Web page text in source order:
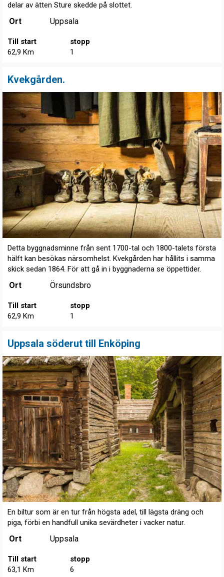
delar av ätten Sture skedde på slottet.
Ort Uppsala
Till start
62,9 Km
stopp
1
Kvekgården.
Detta byggnadsminne från sent 1700-tal och 1800-talets första
hälft kan besökas närsomhelst. Kvekgården har hållits i samma
skick sedan 1864. För att gå in i byggnaderna se öppettider.
Ort Örsundsbro
Till start
62,9 Km
stopp
1
Uppsala söderut till Enköping
En biltur som är en tur från högsta adel, till lägsta dräng och
piga, förbi en handfull unika sevärdheter i vacker natur.
Ort Uppsala
Till start
63,1 Km
stopp
6